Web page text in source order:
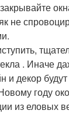
не
. Иначе
и декор
году
из еловых